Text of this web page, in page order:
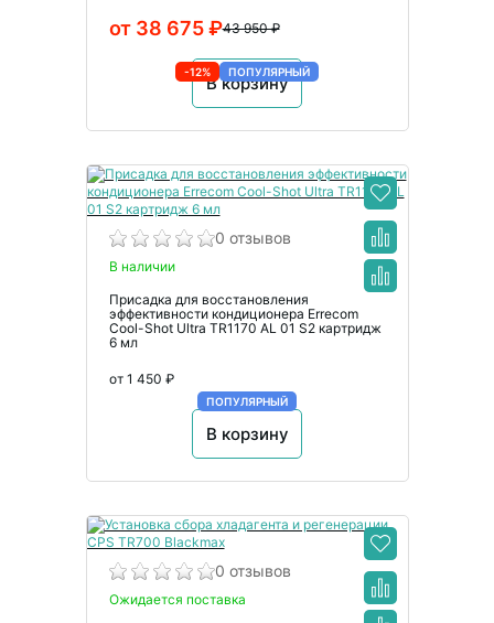
43 950 ₽
от 38 675 ₽
В корзину
-12% ПОПУЛЯРНЫЙ
0 отзывов
В наличии
Присадка для восстановления
эффективности кондиционера Errecom
Cool-Shot Ultra TR1170 AL 01 S2 картридж
6 мл
от 1 450 ₽
В корзину
ПОПУЛЯРНЫЙ
0 отзывов
Ожидается поставка